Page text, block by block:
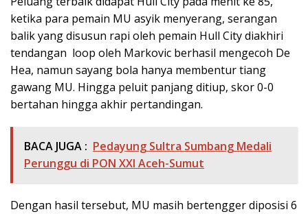
ketika para pemain MU asyik menyerang, serangan
balik yang disusun rapi oleh pemain Hull City diakhiri
tendangan loop oleh Markovic berhasil mengecoh De
Hea, namun sayang bola hanya membentur tiang
gawang MU. Hingga peluit panjang ditiup, skor 0-0
bertahan hingga akhir pertandingan.
BACA JUGA : Pedayung Sultra Sumbang Medali
Perunggu di PON XXI Aceh-Sumut
Dengan hasil tersebut, MU masih bertengger diposisi 6